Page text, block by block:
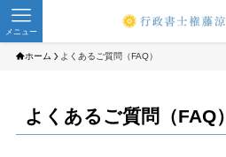
メニュー
ホーム よくあるご質問（FAQ）
よくあるご質問（FAQ）